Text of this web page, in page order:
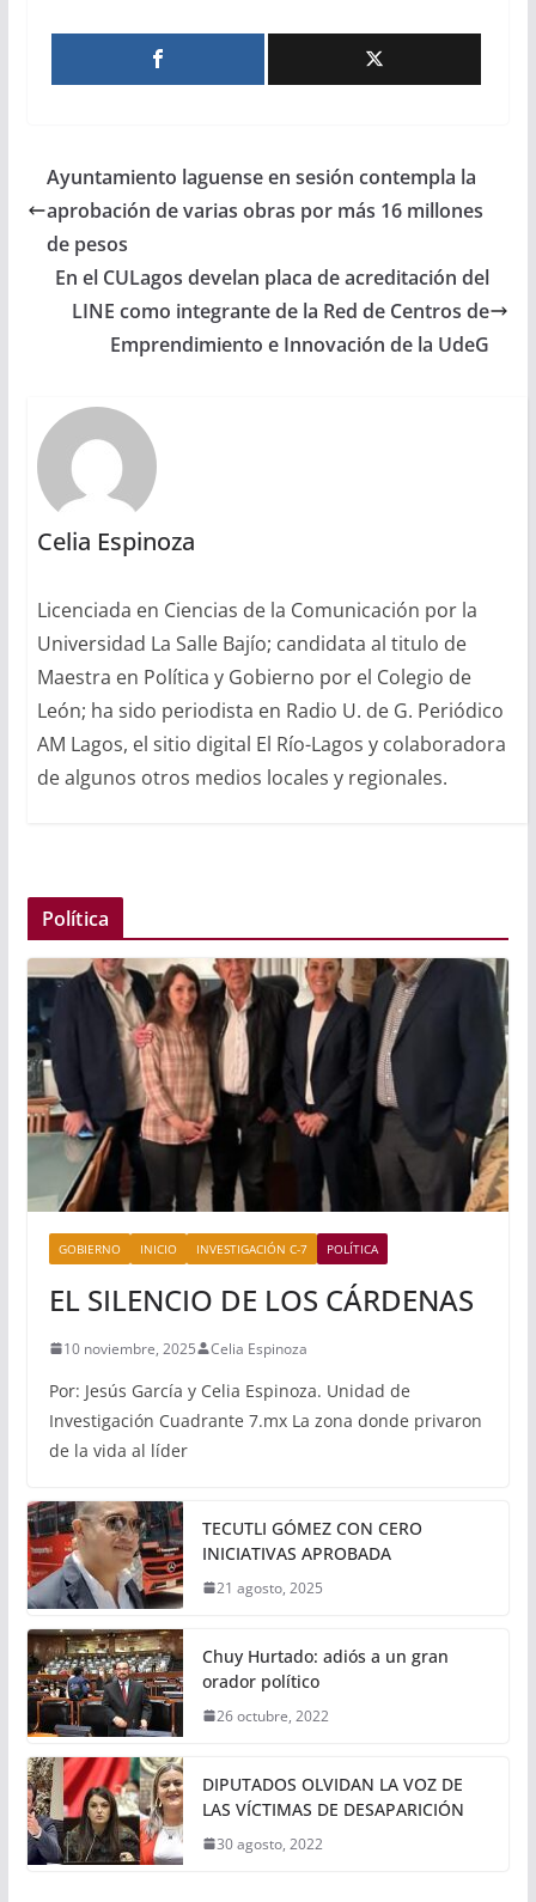
Ayuntamiento laguense en sesión contempla la
aprobación de varias obras por más 16 millones
de pesos
En el CULagos develan placa de acreditación del
LINE como integrante de la Red de Centros de
Emprendimiento e Innovación de la UdeG
Celia Espinoza
Licenciada en Ciencias de la Comunicación por la
Universidad La Salle Bajío; candidata al titulo de
Maestra en Política y Gobierno por el Colegio de
León; ha sido periodista en Radio U. de G. Periódico
AM Lagos, el sitio digital El Río-Lagos y colaboradora
de algunos otros medios locales y regionales.
Política
GOBIERNO INICIO INVESTIGACIÓN C-7 POLÍTICA
EL SILENCIO DE LOS CÁRDENAS
10 noviembre, 2025 Celia Espinoza
Por: Jesús García y Celia Espinoza. Unidad de
Investigación Cuadrante 7.mx La zona donde privaron
de la vida al líder
TECUTLI GÓMEZ CON CERO
INICIATIVAS APROBADA
21 agosto, 2025
Chuy Hurtado: adiós a un gran
orador político
26 octubre, 2022
DIPUTADOS OLVIDAN LA VOZ DE
LAS VÍCTIMAS DE DESAPARICIÓN
30 agosto, 2022